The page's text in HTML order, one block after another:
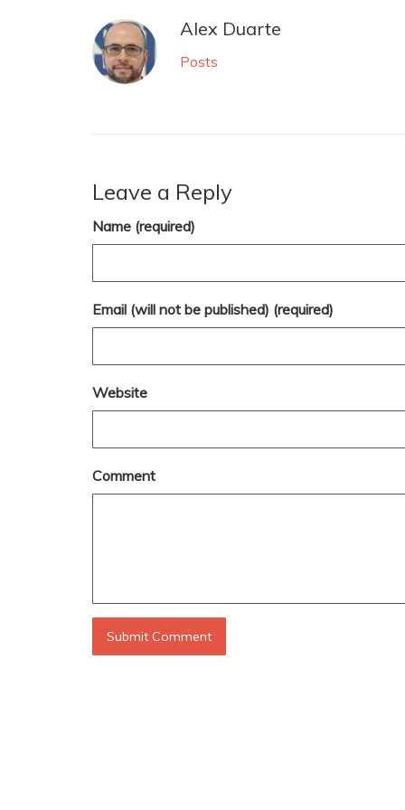
Alex Duarte
Posts
Leave a Reply
Name (required)
Email (will not be published) (required)
Website
Comment